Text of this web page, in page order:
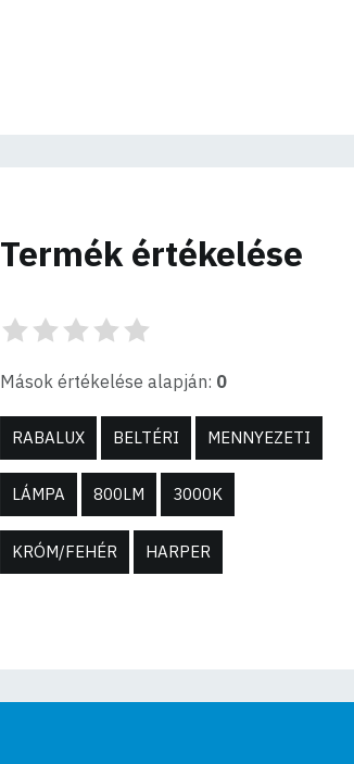
Termék értékelése
Mások értékelése alapján: 0
RABALUX BELTÉRI MENNYEZETI
LÁMPA 800LM 3000K
KRÓM/FEHÉR HARPER